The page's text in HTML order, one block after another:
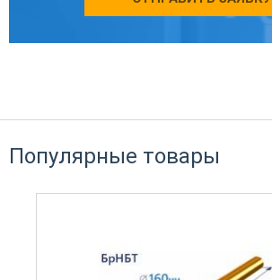
Популярные товары